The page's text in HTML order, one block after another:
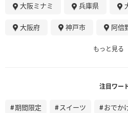
大阪ミナミ 兵庫県
大阪府 神戸市 阿倍
もっと見る
注目ワー
期間限定 スイーツ おでか